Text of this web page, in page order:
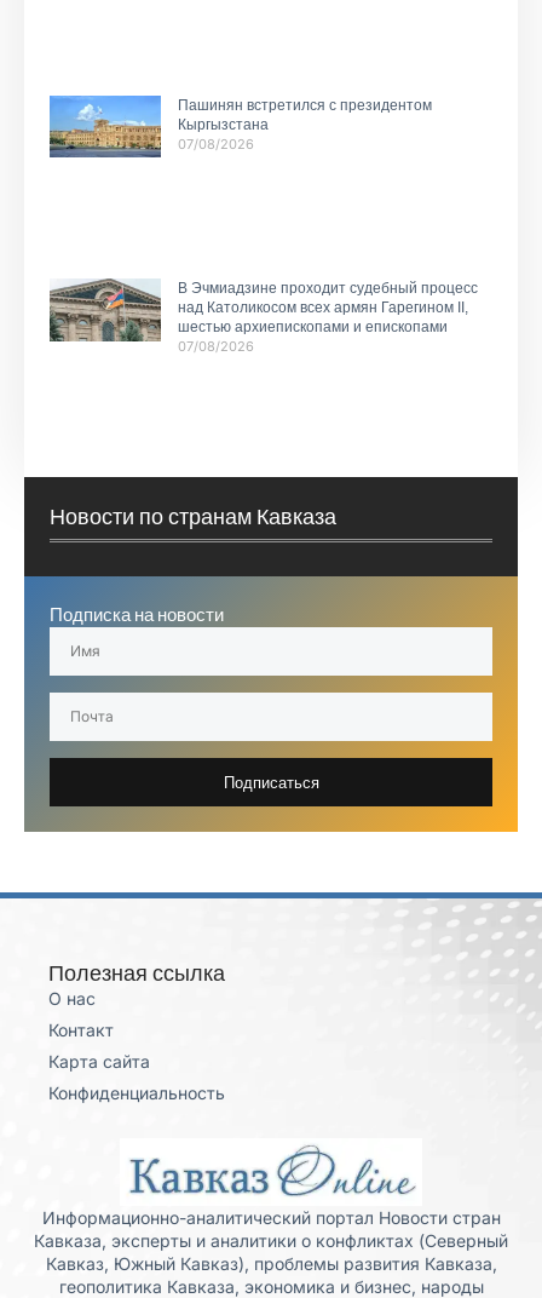
Пашинян встретился с президентом
Кыргызстана
07/08/2026
В Эчмиадзине проходит судебный процесс
над Католикосом всех армян Гарегином II,
шестью архиепископами и епископами
07/08/2026
Новости по странам Кавказа
Подписка на новости
Подписаться
Полезная ссылка
О нас
Контакт
Карта сайта
Конфиденциальность
Информационно-аналитический портал Новости стран
Кавказа, эксперты и аналитики о конфликтах (Северный
Кавказ, Южный Кавказ), проблемы развития Кавказа,
геополитика Кавказа, экономика и бизнес, народы